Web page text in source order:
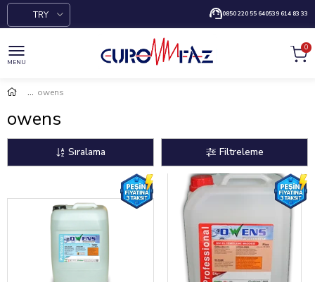
0850 220 55 640539 614 83 33
TRY
MENU
0
owens
owens
Filtreleme
Sıralama